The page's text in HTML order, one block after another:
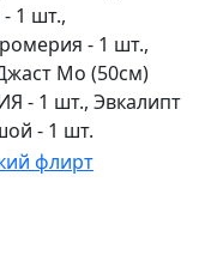
1 шт.,
- 1 шт.,
Мо (50см)
- 1 шт., Эвкалипт
- 1 шт.